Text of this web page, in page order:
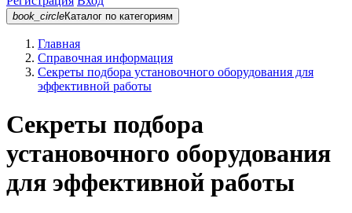
book_circleКаталог по категориям
Главная
Справочная информация
Секреты подбора установочного оборудования для
эффективной работы
Секреты подбора
установочного оборудования
для эффективной работы